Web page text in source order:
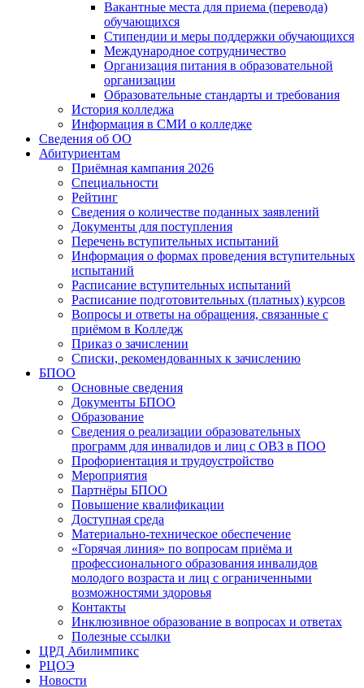
Вакантные места для приема (перевода)
обучающихся
Стипендии и меры поддержки обучающихся
Международное сотрудничество
Организация питания в образовательной
организации
Образовательные стандарты и требования
История колледжа
Информация в СМИ о колледже
Сведения об ОО
Абитуриентам
Приёмная кампания 2026
Специальности
Рейтинг
Сведения о количестве поданных заявлений
Документы для поступления
Перечень вступительных испытаний
Информация о формах проведения вступительных
испытаний
Расписание вступительных испытаний
Расписание подготовительных (платных) курсов
Вопросы и ответы на обращения, связанные с
приёмом в Колледж
Приказ о зачислении
Списки, рекомендованных к зачислению
БПОО
Основные сведения
Документы БПОО
Образование
Сведения о реализации образовательных
программ для инвалидов и лиц с ОВЗ в ПОО
Профориентация и трудоустройство
Мероприятия
Партнёры БПОО
Повышение квалификации
Доступная среда
Материально-техническое обеспечение
«Горячая линия» по вопросам приёма и
профессионального образования инвалидов
молодого возраста и лиц с ограниченными
возможностями здоровья
Контакты
Инклюзивное образование в вопросах и ответах
Полезные ссылки
ЦРД Абилимпикс
РЦОЭ
Новости